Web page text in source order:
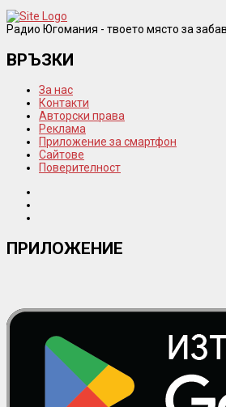
Радио Югомания - твоето място за
ВРЪЗКИ
За нас
Контакти
Авторски права
Реклама
Приложение за смартфон
Сайтове
Поверителност
ПРИЛОЖЕНИЕ